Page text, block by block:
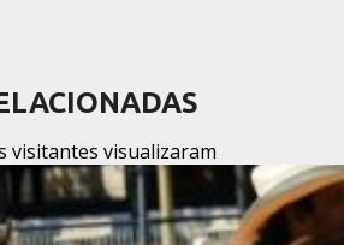
visitantes visualizaram